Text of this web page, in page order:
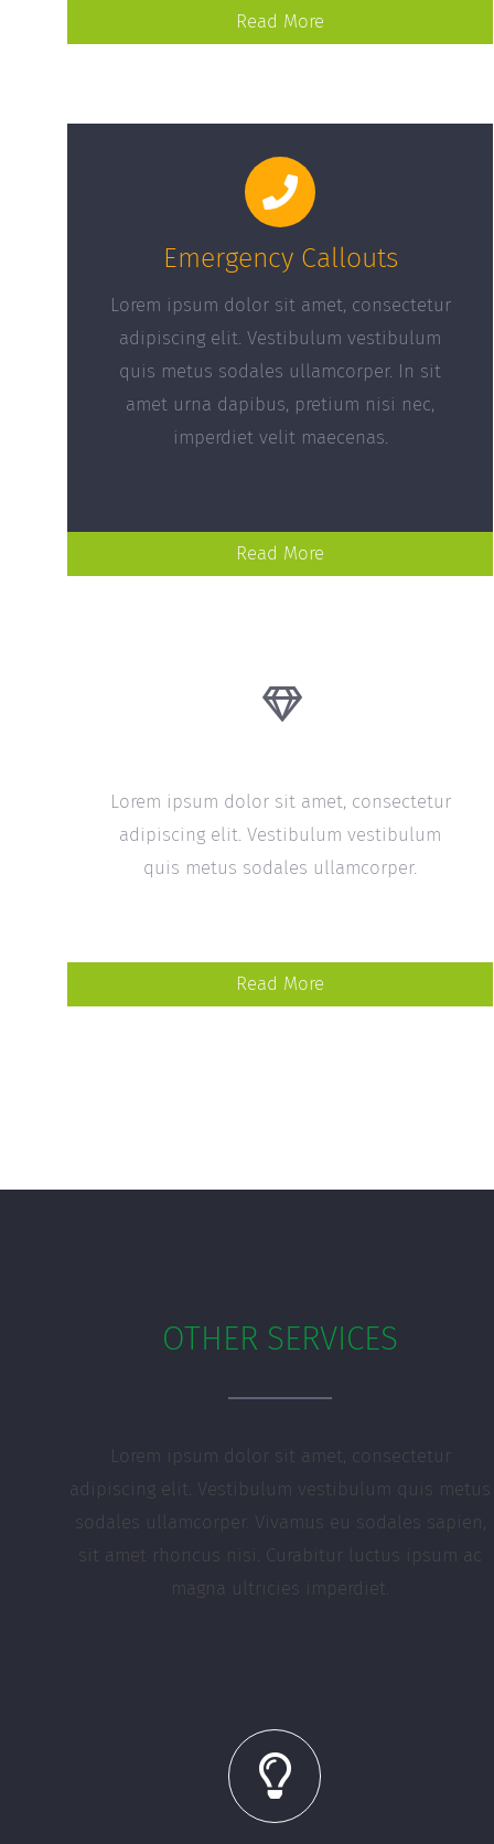
Read More
Emergency Callouts
Lorem ipsum dolor sit amet, consectetur
adipiscing elit. Vestibulum vestibulum
quis metus sodales ullamcorper. In sit
amet urna dapibus, pretium nisi nec,
imperdiet velit maecenas.
Read More
Lorem ipsum dolor sit amet, consectetur
adipiscing elit. Vestibulum vestibulum
quis metus sodales ullamcorper.
Read More
OTHER SERVICES
Lorem ipsum dolor sit amet, consectetur
adipiscing elit. Vestibulum vestibulum quis metus
sodales ullamcorper. Vivamus eu sodales sapien,
sit amet rhoncus nisi. Curabitur luctus ipsum ac
magna ultricies imperdiet.